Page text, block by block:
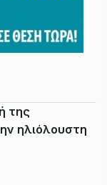
της
ηλιόλουστη